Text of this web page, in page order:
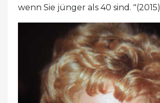
wenn Sie jünger als 40 sind. "(2015)